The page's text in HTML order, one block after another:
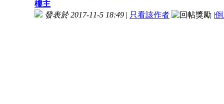
樓主
發表於 2017-11-5 18:49 | 只看該作者 |